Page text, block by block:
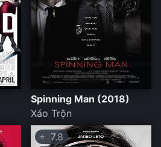
Spinning Man (2018)
Xáo Trộn
⭐ 7.8